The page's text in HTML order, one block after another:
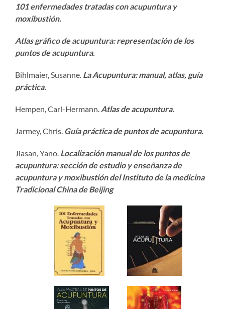
101 enfermedades tratadas con acupuntura y
moxibustión.
Atlas gráfico de acupuntura: representación de los
puntos de acupuntura.
Bihlmaier, Susanne. La Acupuntura: manual, atlas, guía
práctica.
Hempen, Carl-Hermann. Atlas de acupuntura.
Jarmey, Chris. Guía práctica de puntos de acupuntura.
Jiasan, Yano. Localización manual de los puntos de
acupuntura: sección de estudio y enseñanza de
acupuntura y moxibustión del Instituto de la medicina
Tradicional China de Beijing